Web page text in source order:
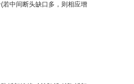
中间断头缺口多，则相应增